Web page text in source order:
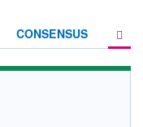
CONSENSUS